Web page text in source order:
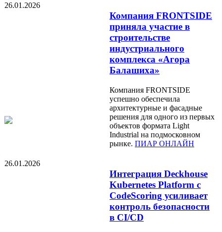
26.01.2026
Компания FRONTSIDE
приняла участие в
строительстве
индустриального
комплекса «Агора
Балашиха»
Компания FRONTSIDE
успешно обеспечила
архитектурные и фасадные
решения для одного из первых
объектов формата Light
Industrial на подмосковном
рынке. ПИАР ОНЛАЙН
26.01.2026
Интеграция Deckhouse
Kubernetes Platform с
CodeScoring усиливает
контроль безопасности
в CI/CD